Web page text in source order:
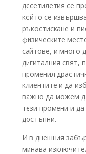
десетилетия се
който се
ръкостискане и
физическите
сайтове, и много
дигиталния свят,
променил
клиентите и да
важно да можем
тези промени и да
достъпни.
И в днешния
минава